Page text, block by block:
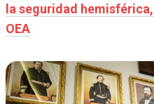
la seguridad
OEA